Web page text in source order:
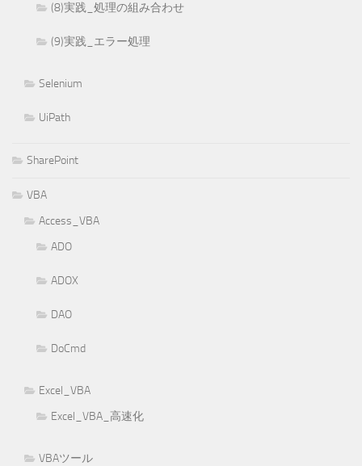
(8)実践_処理の組み合わせ
(9)実践_エラー処理
Selenium
UiPath
SharePoint
VBA
Access_VBA
ADO
ADOX
DAO
DoCmd
Excel_VBA
Excel_VBA_高速化
VBAツール